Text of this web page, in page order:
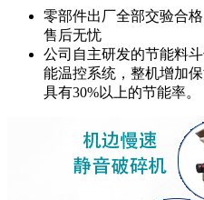
零部件出厂全部交验合
售后无忧
公司自主研发的节能料
能温控系统，整机增加
具有30%以上的节能率。